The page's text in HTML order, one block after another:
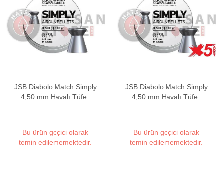
JSB Diabolo Match Simply
4,50 mm Havalı Tüfek
Bu ürün geçici olarak
temin edilememektedir.
JSB Diabolo Match Simply
4,50 mm Havalı Tüfek
Bu ürün geçici olarak
temin edilememektedir.